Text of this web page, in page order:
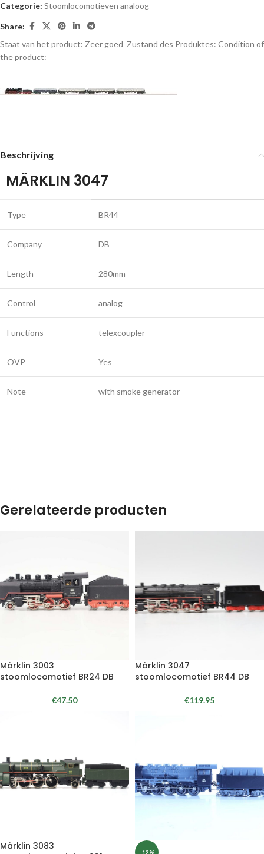
Categorie: Stoomlocomotieven analoog
Share:
Staat van het product: Zeer goed Zustand des Produktes: Condition of
the product:
Beschrijving
MÄRKLIN 3047
Type BR44
Company DB
Length 280mm
Control analog
Functions telexcoupler
OVP Yes
Note with smoke generator
Gerelateerde producten
Märklin 3003
stoomlocomotief BR24 DB
€47.50
Märklin 3047
stoomlocomotief BR44 DB
€119.95
Märklin 3083
-12%